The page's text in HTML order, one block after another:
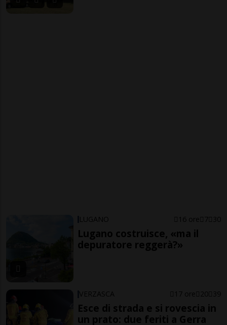
LUGANO 16 ore 7 30
Lugano costruisce, «ma il
depuratore reggerà?»
VERZASCA 17 ore 20 39
Esce di strada e si rovescia in
un prato: due feriti a Gerra